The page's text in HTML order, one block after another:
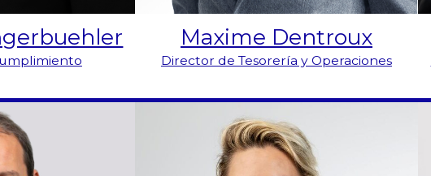
Maxime Dentroux
Director de Tesorería y Operaciones